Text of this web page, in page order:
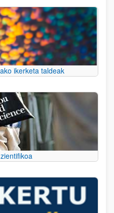
ikerketa taldeak